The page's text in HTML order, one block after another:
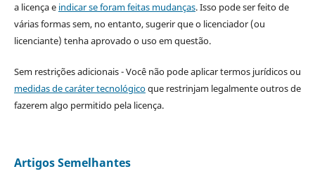
a licença e indicar se foram feitas mudanças. Isso pode ser feito de
várias formas sem, no entanto, sugerir que o licenciador (ou
licenciante) tenha aprovado o uso em questão.
Sem restrições adicionais - Você não pode aplicar termos jurídicos ou
medidas de caráter tecnológicoque restrinjam legalmente outros de
fazerem algo permitido pela licença.
Artigos Semelhantes